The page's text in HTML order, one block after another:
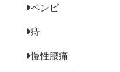
ベンピ
痔
慢性腰痛